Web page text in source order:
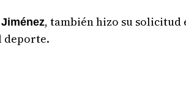
, también hizo su solicitud
deporte.